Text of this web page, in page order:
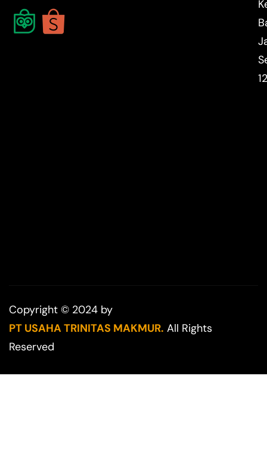
Copyright © 2024 by
PT USAHA TRINITAS MAKMUR. All Rights
Reserved